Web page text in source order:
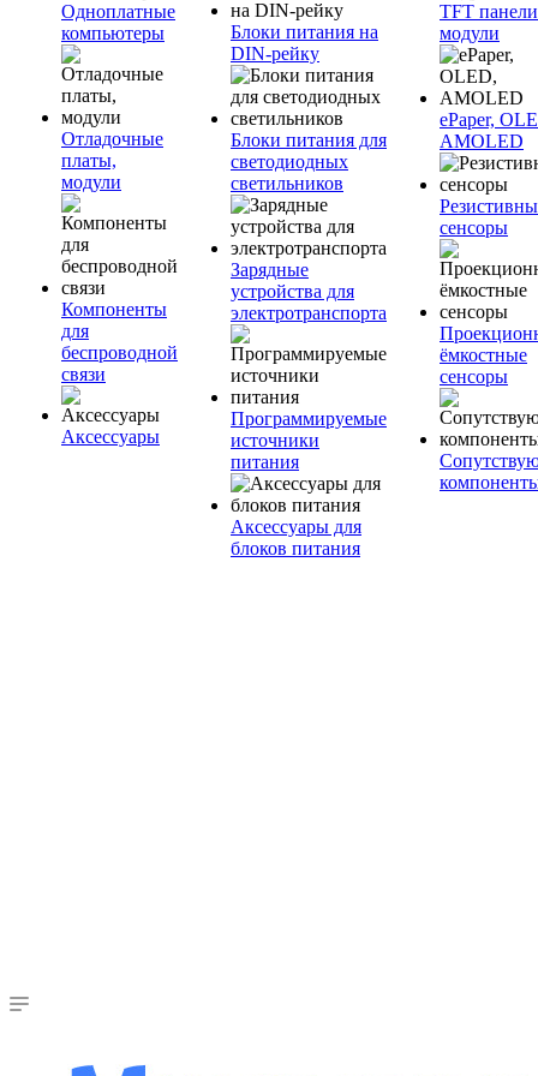
Одноплатные
компьютеры
Отладочные
платы,
модули
Компоненты
для
беспроводной
связи
Аксессуары
Блоки питания на
DIN-рейку
Блоки питания для
светодиодных
светильников
Зарядные
устройства для
электротранспорта
Программируемые
источники
питания
Аксессуары для
блоков питания
TFT
модули
ePaper,
AMOLED
сенсоры
ёмкостные
сенсоры